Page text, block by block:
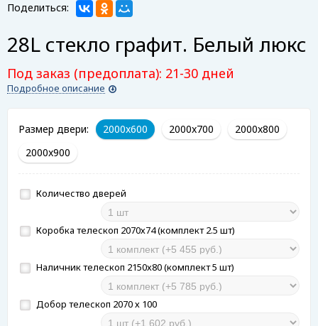
Поделиться:
28L стекло графит. Белый люкс
Под заказ (предоплата): 21-30 дней
Подробное описание
Размер двери: 2000x600 2000x700
2000x800
2000x900
Количество дверей
Коробка телескоп 2070х74 (комплект 2.5 шт)
Наличник телескоп 2150х80 (комплект 5 шт)
Добор телескоп 2070 х 100